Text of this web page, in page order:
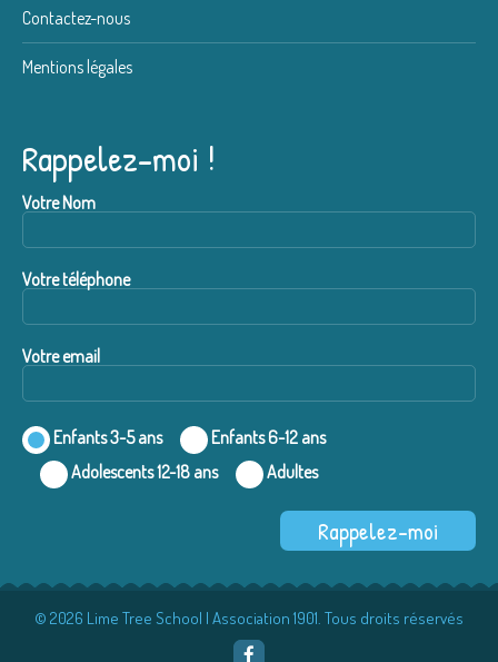
Contactez-nous
Mentions légales
Rappelez-moi !
Votre Nom
Votre téléphone
Votre email
Enfants 3-5 ans
Enfants 6-12 ans
Adolescents 12-18 ans
Adultes
© 2026 Lime Tree School | Association 1901. Tous droits réservés